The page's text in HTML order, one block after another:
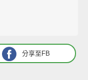
分享至FB